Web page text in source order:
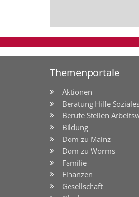
Themenportale
Aktionen
Beratung Hilfe Soziales
Berufe Stellen
Bildung
Dom zu Mainz
Dom zu Worms
Familie
Finanzen
Gesellschaft